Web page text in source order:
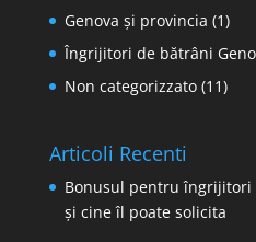
Genova și provincia (1)
Îngrijitori de bătrâni
Non categorizzato(11)
Articoli Recenti
Bonusul pentru îngrijitori
și cine îl poate solicita